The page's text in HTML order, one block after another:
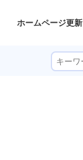
ホームページ更新